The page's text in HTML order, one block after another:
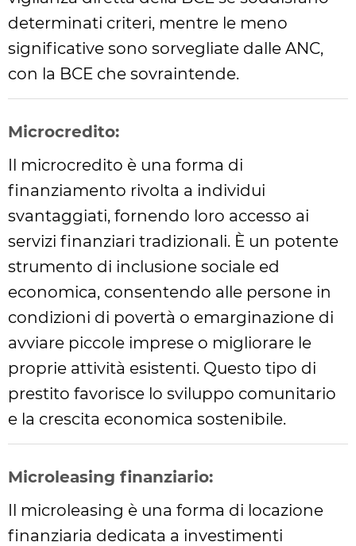
determinati criteri, mentre le meno
significative sono sorvegliate dalle ANC,
con la BCE che sovraintende.
Microcredito:
Il microcredito è una forma di
finanziamento rivolta a individui
svantaggiati, fornendo loro accesso ai
servizi finanziari tradizionali. È un potente
strumento di inclusione sociale ed
economica, consentendo alle persone in
condizioni di povertà o emarginazione di
avviare piccole imprese o migliorare le
proprie attività esistenti. Questo tipo di
prestito favorisce lo sviluppo comunitario
e la crescita economica sostenibile.
Microleasing finanziario:
Il microleasing è una forma di locazione
finanziaria dedicata a investimenti